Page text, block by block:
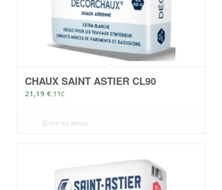
CHAUX SAINT ASTIER CL90
21,19 € TTC
Voir les détails